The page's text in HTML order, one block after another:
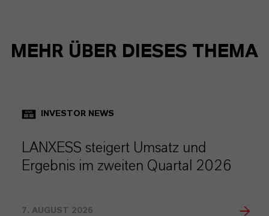
MEHR ÜBER DIESES THEMA
INVESTOR NEWS
LANXESS steigert Umsatz und
Ergebnis im zweiten Quartal 2026
7. AUGUST 2026